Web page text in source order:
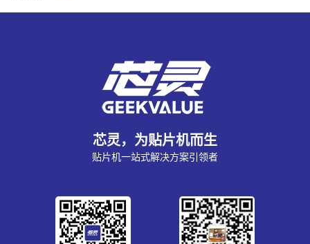
芯灵，为贴片机而生
贴片机一站式解决方案引领者